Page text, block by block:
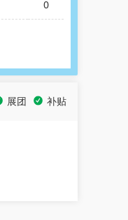
0
补贴
展团